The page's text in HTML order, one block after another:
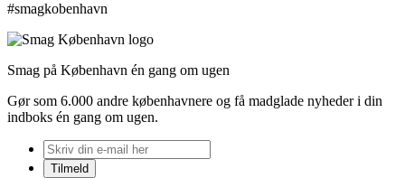
#smagkobenhavn
Smag på København én gang om ugen
Gør som 6.000 andre københavnere og få madglade nyheder i din
indboks én gang om ugen.